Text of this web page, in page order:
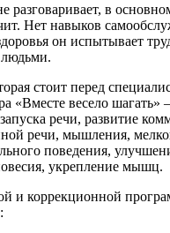
разговаривает, в
Нет навыков
он испытывает
стоит перед
«Вместе весело шагать»
речи, развитие
речи, мышления,
поведения,
укрепление мышц.
и коррекционной